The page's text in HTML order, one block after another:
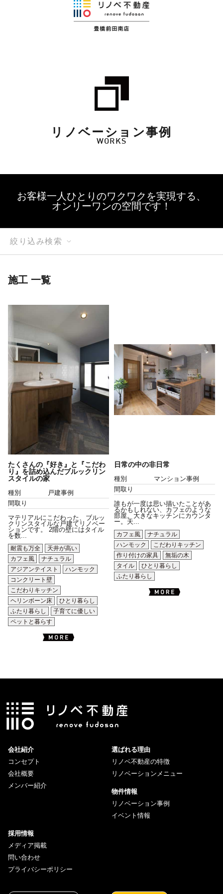
リノベーション事例
WORKS
お客様一人ひとりのワクワクを実現する、
オンリーワンの空間です！
絞り込み検索
施工 一覧
たくさんの『好き』と『こだわ
り』を詰め込んだブルックリン
スタイルの家
種別
戸建事例
間取り
マテリアルにこだわった、ブルッ
クリンスタイルな戸建てリノベー
ションです。 2階の壁にはタイル
を数...
耐震も万全
天井が高い
カフェ風
ナチュラル
アジアンテイスト
ハンモック
コンクリート壁
こだわりキッチン
ヘリンボーン床
ひとり暮らし
ふたり暮らし
子育てに優しい
ペットと暮らす
日常の中の非日常
種別
マンション事例
間取り
誰もが一度は思い描いたことがあ
るかもしれない、カフェのような
部屋。大きなキッチンにカウンタ
ー。天...
カフェ風
ナチュラル
ハンモック
こだわりキッチン
作り付けの家具
無垢の木
タイル
ひとり暮らし
ふたり暮らし
会社紹介
コンセプト
会社概要
メンバー紹介
選ばれる理由
リノベ不動産の特徴
リノベーションメニュー
物件情報
リノベーション事例
イベント情報
採用情報
メディア掲載
問い合わせ
プライバシーポリシー